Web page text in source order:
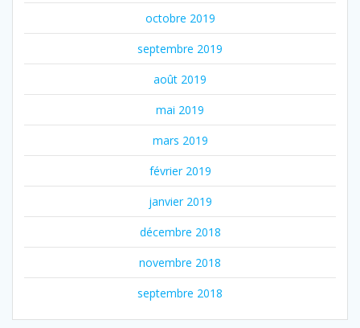
octobre 2019
septembre 2019
août 2019
mai 2019
mars 2019
février 2019
janvier 2019
décembre 2018
novembre 2018
septembre 2018